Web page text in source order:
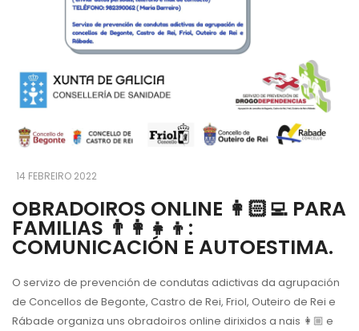
14 FEBREIRO 2022
OBRADOIROS ONLINE 👩🏻‍💻 PARA
FAMILIAS 👨‍👩‍👧‍👦:
COMUNICACIÓN E AUTOESTIMA.
O servizo de prevención de condutas adictivas da agrupación
de Concellos de Begonte, Castro de Rei, Friol, Outeiro de Rei e
Rábade organiza uns obradoiros online dirixidos a nais 👩🏼 e